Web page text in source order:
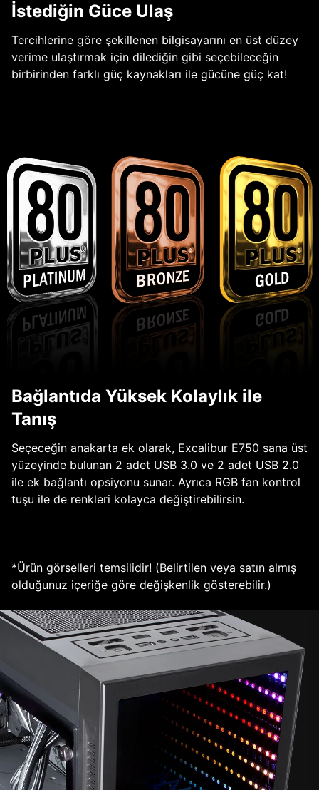
İstediğin Güce Ulaş
Tercihlerine göre şekillenen bilgisayarını en üst düzey
verime ulaştırmak için dilediğin gibi seçebileceğin
birbirinden farklı güç kaynakları ile gücüne güç kat!
Bağlantıda Yüksek Kolaylık ile
Tanış
Seçeceğin anakarta ek olarak, Excalibur E750 sana üst
yüzeyinde bulunan 2 adet USB 3.0 ve 2 adet USB 2.0
ile ek bağlantı opsiyonu sunar. Ayrıca RGB fan kontrol
tuşu ile de renkleri kolayca değiştirebilirsin.
*Ürün görselleri temsilidir! (Belirtilen veya satın almış
olduğunuz içeriğe göre değişkenlik gösterebilir.)